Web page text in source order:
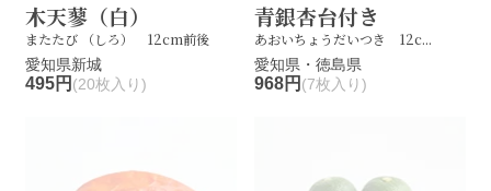
木天蓼（白）
またたび （しろ） 12cm前後
愛知県新城
495円 (20枚入り)
青銀杏台付き
あおいちょうだいつき 12c...
愛知県・徳島県
968円 (7枚入り)